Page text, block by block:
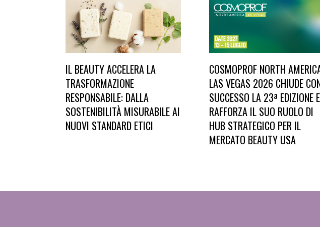
IL BEAUTY ACCELERA LA
TRASFORMAZIONE
RESPONSABILE: DALLA
SOSTENIBILITÀ MISURABILE AI
NUOVI STANDARD ETICI
COSMOPROF NORTH
LAS VEGAS 2026 CHIUDE
SUCCESSO LA 23ª EDIZIONE E
RAFFORZA IL SUO RUOLO DI
HUB STRATEGICO PER IL
MERCATO BEAUTY USA